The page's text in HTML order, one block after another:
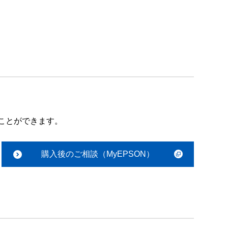
ができます。
購入後のご相談（MyEPSON）